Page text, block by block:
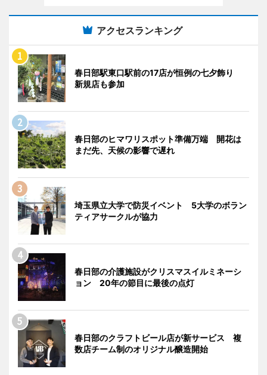
アクセスランキング
春日部駅東口駅前の17店が恒例の七夕飾り
新規店も参加
春日部のヒマワリスポット準備万端 開花は
まだ先、天候の影響で遅れ
埼玉県立大学で防災イベント 5大学のボラン
ティアサークルが協力
春日部の介護施設がクリスマスイルミネーシ
ョン 20年の節目に最後の点灯
春日部のクラフトビール店が新サービス 複
数店チーム制のオリジナル醸造開始